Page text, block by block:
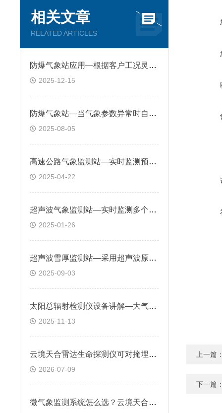
相关文章
RELATED ARTICLES
防爆气象站应用—根据客户工况灵活配置监测要素，满足不同客户差异化需求
2025-12-15
防爆气象站—当气象参数异常时自动发出警报，助力企业及时采取防范措施
2025-08-05
高速公路气象监测站—实时监测预警潜在危险，辅助交管理部门采取防范措施
2025-04-22
超声波气象监测站—实时监测多个城市气象环境数据，做好城市大气环境治理
2025-01-26
超声波雪厚监测站—采用超声波原理测量技术，能够不间断地监测积雪厚度变化
2025-09-03
太阳总辐射检测仪设备讲解—大气环境监测等部门的太阳辐射能量的测量
2025-11-13
云境天合雷达生命探测仪可对掩埋在建筑废墟、土层下的幸存者开展探测搜寻
2026-07-09
微气象监测系统怎么选？云境天合提供定制化服务，可根据需求扩展监测要素
上一篇
下一篇